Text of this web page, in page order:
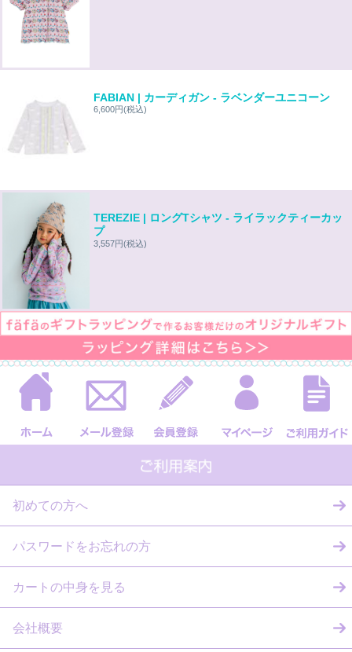
FABIAN | カーディガン - ラベンダーユニコーン
6,600円(税込)
TEREZIE | ロングTシャツ - ライラックティーカッ
プ
3,557円(税込)
初めての方へ
パスワードをお忘れの方
カートの中身を見る
会社概要